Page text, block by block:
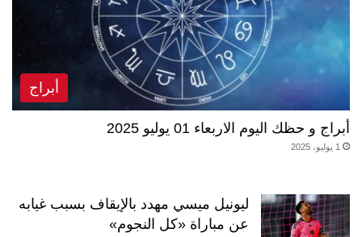
أبراج
أبراج و حظك اليوم الاربعاء 01 يوليو 2025
1 يوليو، 2025
ليونيل ميسي مهدد بالإيقاف بسبب غيابه
عن مباراة «كل النجوم»